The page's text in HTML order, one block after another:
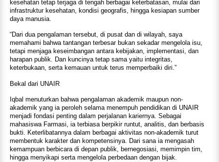
kesehatan tetap terjaga di tengah berbagai keterbatasan, mulai dari
infrastruktur kesehatan, kondisi geografis, hingga kesiapan sumber
daya manusia.
“Dari dua pengalaman tersebut, di pusat dan di wilayah, saya
memahami bahwa tantangan terbesar bukan sekadar mengelola isu,
tetapi menjaga keseimbangan antara kebijakan, implementasi, dan
harapan publik. Dan kuncinya tetap sama yaitu integritas,
keterbukaan, serta kemauan untuk terus memperbaiki diri.”
Bekal dari UNAIR
Iqbal menuturkan bahwa pengalaman akademik maupun non-
akademik yang ia peroleh selama menempuh pendidikan di UNAIR
menjadi fondasi penting dalam perjalanan kariernya. Sebagai
mahasiswa Farmasi, ia terbiasa berpikir runtut, analitis, dan berbasis
bukti. Keterlibatannya dalam berbagai aktivitas non-akademik turut
membentuk karakter dan kompetensinya. Dari sana ia mengasah
kemampuan berbicara di depan publik, bernegosiasi, memimpin tim,
hingga menyikapi serta mengelola perbedaan dengan bijak.